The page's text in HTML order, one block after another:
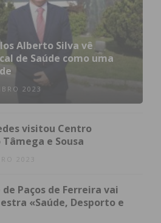
Alberto Silva vê
de Saúde como uma
2023
visitou Centro
e Sousa
2023
de Paços de Ferreira vai
«Saúde, Desporto e